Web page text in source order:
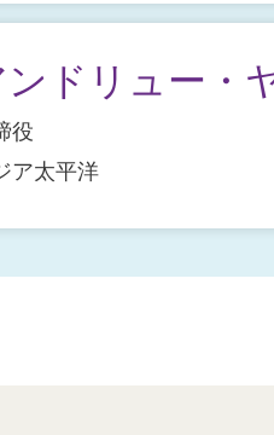
ンドリュー・
役
ア太平洋